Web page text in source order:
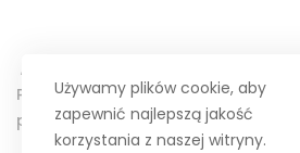
„Projektor – Wolontariat
Polsko-Amerykańskiej Fundacji
przez Fundację Edukacyjną
Używamy plików cookie, aby
zapewnić najlepszą jakość
korzystania z naszej witryny.